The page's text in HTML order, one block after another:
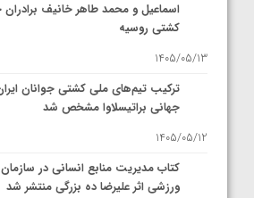
اسماعیل و محمد طاهر خانیف
کشتی روسیه
1405/05/13
ترکیب تیم‌های ملی کشتی جوانان
جهانی براتیسلاوا مشخص شد
1405/05/12
کتاب مدیریت منابع انسانی در
ورزشی اثر علیرضا ده بزرگی منتشر شد